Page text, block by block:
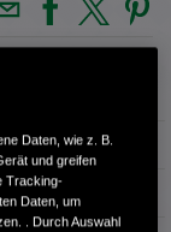
Red Metallic
Daten, wie z. B.
und greifen
Tracking-
Daten, um
. Durch Auswahl